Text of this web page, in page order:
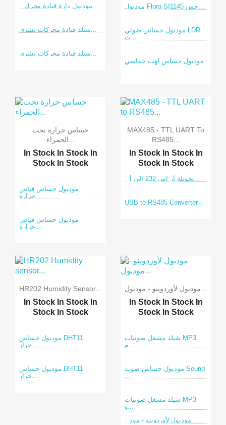
موديول حساس ضوئي LDR
ث...
موديول حساس لهب خماسي
حساس حرارة تحت
In Stock In Stock In
Stock In Stock
موديول حساس قياس
حرارة...
موديول حساس قياس
حرارة...
MAX485 - TTL UART To
RS485...
In Stock In Stock In
Stock In Stock
تحويلة آر إس 232 إلى أ...
USB to RS485 Converter...
HR202 Humidity Sensor...
In Stock In Stock In
Stock In Stock
موديول حساس DHT11
حرار...
موديول حساس DHT11
حرار...
موديول لأوردوينو - موديول...
In Stock In Stock In
Stock In Stock
شيلد مشغل صوتيات MP3
م...
موديول حساس صوت Sound
...
شيلد مشغل صوتيات MP3
و...
موديول لأوردوينو - مود...